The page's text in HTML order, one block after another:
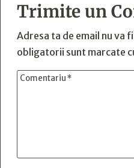
Trimite un
Adresa ta de email nu va
obligatorii sunt marcate